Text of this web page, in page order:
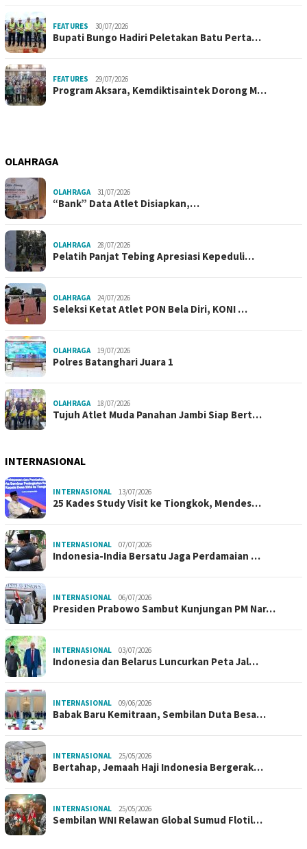
FEATURES 30/07/2026
Bupati Bungo Hadiri Peletakan Batu Perta…
FEATURES 29/07/2026
Program Aksara, Kemdiktisaintek Dorong M…
OLAHRAGA
OLAHRAGA 31/07/2026
“Bank” Data Atlet Disiapkan,…
OLAHRAGA 28/07/2026
Pelatih Panjat Tebing Apresiasi Kepeduli…
OLAHRAGA 24/07/2026
Seleksi Ketat Atlet PON Bela Diri, KONI …
OLAHRAGA 19/07/2026
Polres Batanghari Juara 1
OLAHRAGA 18/07/2026
Tujuh Atlet Muda Panahan Jambi Siap Bert…
INTERNASIONAL
INTERNASIONAL 13/07/2026
25 Kades Study Visit ke Tiongkok, Mendes…
INTERNASIONAL 07/07/2026
Indonesia-India Bersatu Jaga Perdamaian …
INTERNASIONAL 06/07/2026
Presiden Prabowo Sambut Kunjungan PM Nar…
INTERNASIONAL 03/07/2026
Indonesia dan Belarus Luncurkan Peta Jal…
INTERNASIONAL 09/06/2026
Babak Baru Kemitraan, Sembilan Duta Besa…
INTERNASIONAL 25/05/2026
Bertahap, Jemaah Haji Indonesia Bergerak…
INTERNASIONAL 25/05/2026
Sembilan WNI Relawan Global Sumud Flotil…